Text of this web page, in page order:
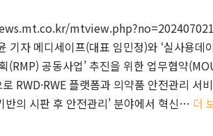
자 메디세이프(대표 임민정)와 ‘실사용데
(RMP) 공동사업’ 추진을 위한 업무협약
RWD·RWE 플랫폼과 의약품 안전관리 서
반의 시판 후 안전관리’ 분야에서 혁신… 더